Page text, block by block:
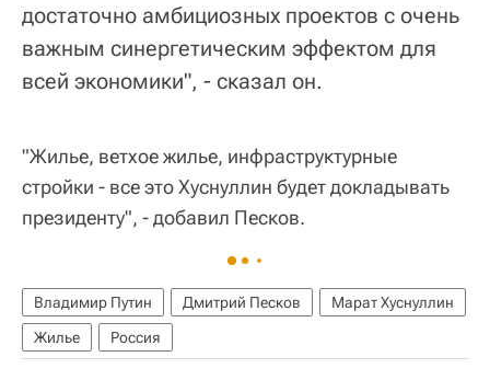
достаточно амбициозных проектов с очень
важным синергетическим эффектом для
всей экономики", - сказал он.
"Жилье, ветхое жилье, инфраструктурные
стройки - все это Хуснуллин будет докладывать
президенту", - добавил Песков.
Владимир Путин Дмитрий Песков
Марат Хуснуллин
Жилье
Россия